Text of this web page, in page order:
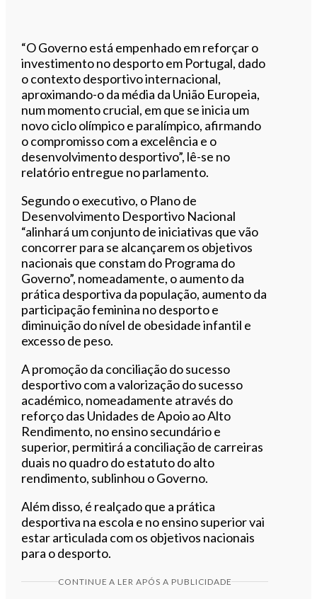
“O Governo está empenhado em reforçar o
investimento no desporto em Portugal, dado
o contexto desportivo internacional,
aproximando-o da média da União Europeia,
num momento crucial, em que se inicia um
novo ciclo olímpico e paralímpico, afirmando
o compromisso com a excelência e o
desenvolvimento desportivo”, lê-se no
relatório entregue no parlamento.
Segundo o executivo, o Plano de
Desenvolvimento Desportivo Nacional
“alinhará um conjunto de iniciativas que vão
concorrer para se alcançarem os objetivos
nacionais que constam do Programa do
Governo”, nomeadamente, o aumento da
prática desportiva da população, aumento da
participação feminina no desporto e
diminuição do nível de obesidade infantil e
excesso de peso.
A promoção da conciliação do sucesso
desportivo com a valorização do sucesso
académico, nomeadamente através do
reforço das Unidades de Apoio ao Alto
Rendimento, no ensino secundário e
superior, permitirá a conciliação de carreiras
duais no quadro do estatuto do alto
rendimento, sublinhou o Governo.
Além disso, é realçado que a prática
desportiva na escola e no ensino superior vai
estar articulada com os objetivos nacionais
para o desporto.
CONTINUE A LER APÓS A PUBLICIDADE